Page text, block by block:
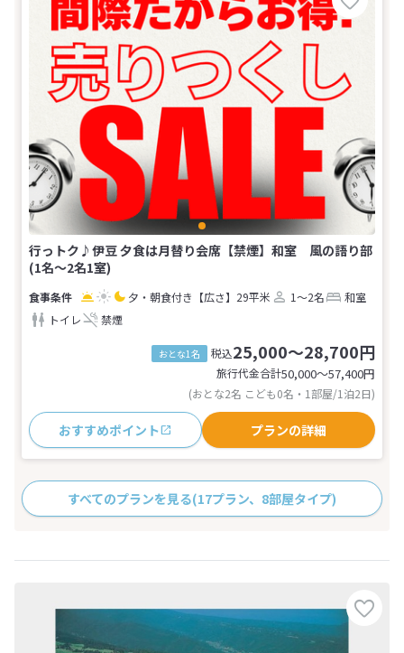
行っトク♪伊豆 夕食は月替り会席【禁煙】和室 風の語り部
(1名～2名1室)
夕・朝食付き 【広さ】29平米 1～2名
和室
トイレ
禁煙
おとな1名 税込25,000～28,700円
旅行代金合計50,000〜57,400円
(おとな2名 こども0名・1部屋/1泊2日)
おすすめポイント プランの詳細
すべてのプランを見る(17プラン、8部屋タイプ)